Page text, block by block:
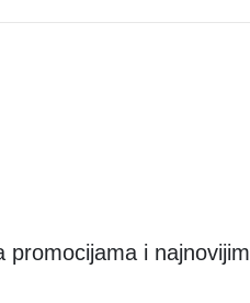
i najnovijim